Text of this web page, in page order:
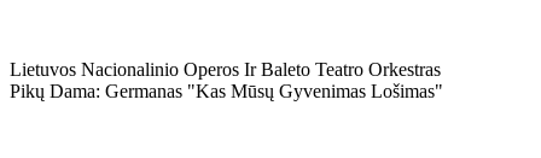
Lietuvos Nacionalinio Operos Ir Baleto Teatro Orkestras
Pikų Dama: Germanas "kas Mūsų Gyvenimas Lošimas"